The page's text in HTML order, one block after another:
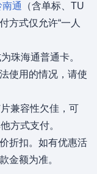
南通
（含单标、TU
方式仅允许“一人
珠海通普通卡。
使用的情况，请使
兼容性欠佳，可
方式支付。
折扣。如有优惠活
金额为准。